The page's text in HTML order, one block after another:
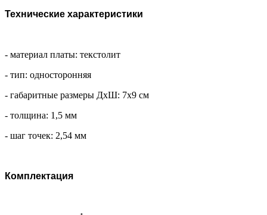
Технические характеристики
- материал платы: текстолит
- тип: односторонняя
- габаритные размеры ДхШ: 7х9 см
- толщина: 1,5 мм
- шаг точек: 2,54 мм
Комплектация